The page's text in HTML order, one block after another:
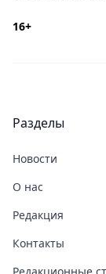
16+
Разделы
Новости
О нас
Редакция
Контакты